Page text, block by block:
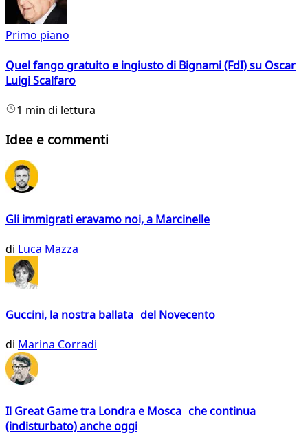
Primo piano
Quel fango gratuito e ingiusto di Bignami (FdI) su Oscar
Luigi Scalfaro
1 min di lettura
Idee e commenti
Gli immigrati eravamo noi, a Marcinelle
di Luca Mazza
Guccini, la nostra ballata del Novecento
di Marina Corradi
Il Great Game tra Londra e Mosca che continua
(indisturbato) anche oggi